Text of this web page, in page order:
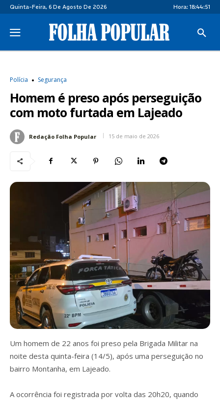
Quinta-Feira, 6 De Agosto De 2026 Hora: 18:44:52
Polícia Segurança
Homem é preso após perseguição
com moto furtada em Lajeado
Redação Folha Popular 15 de maio de 2026
Um homem de 22 anos foi preso pela Brigada Militar na
noite desta quinta-feira (14/5), após uma perseguição no
bairro Montanha, em Lajeado.
A ocorrência foi registrada por volta das 20h20, quando